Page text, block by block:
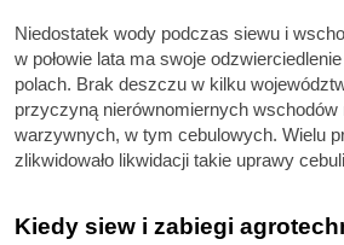
Niedostatek wody podczas siewu i
w połowie lata ma swoje
polach. Brak deszczu w kilku
przyczyną nierównomiernych wschodów
warzywnych, w tym cebulowych. Wielu
zlikwidowało likwidacji takie uprawy
Kiedy siew i zabiegi